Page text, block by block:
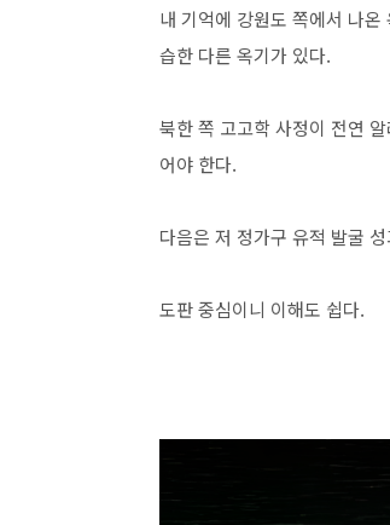
내 기억에 강원도 쪽에서 나
습한 다른 옥기가 있다.
북한 쪽 고고학 사정이 전연
어야 한다.
다음은 저 정가구 유적 발굴
도판 중심이니 이해도 쉽다.